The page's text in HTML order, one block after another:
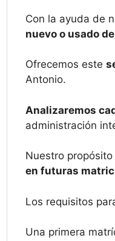
Con la ayuda de
nuevo o usado
Ofrecemos este
Antonio.
Analizaremos
administración
Nuestro
en futuras
Los requisitos
Una primera